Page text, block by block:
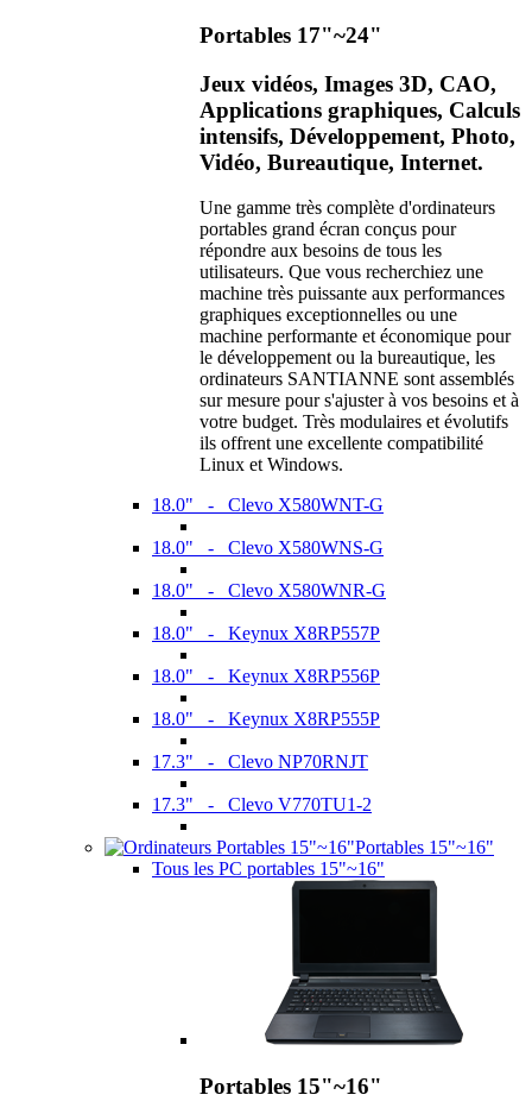
Portables 17"~24"
Jeux vidéos, Images 3D, CAO,
Applications graphiques, Calculs
intensifs, Développement, Photo,
Vidéo, Bureautique, Internet.
Une gamme très complète d'ordinateurs
portables grand écran conçus pour
répondre aux besoins de tous les
utilisateurs. Que vous recherchiez une
machine très puissante aux performances
graphiques exceptionnelles ou une
machine performante et économique pour
le développement ou la bureautique, les
ordinateurs SANTIANNE sont assemblés
sur mesure pour s'ajuster à vos besoins et à
votre budget. Très modulaires et évolutifs
ils offrent une excellente compatibilité
Linux et Windows.
18.0" - Clevo X580WNT-G
18.0" - Clevo X580WNS-G
18.0" - Clevo X580WNR-G
18.0" - Keynux X8RP557P
18.0" - Keynux X8RP556P
18.0" - Keynux X8RP555P
17.3" - Clevo NP70RNJT
17.3" - Clevo V770TU1-2
Portables 15"~16"
Tous les PC portables 15"~16"
Portables 15"~16"